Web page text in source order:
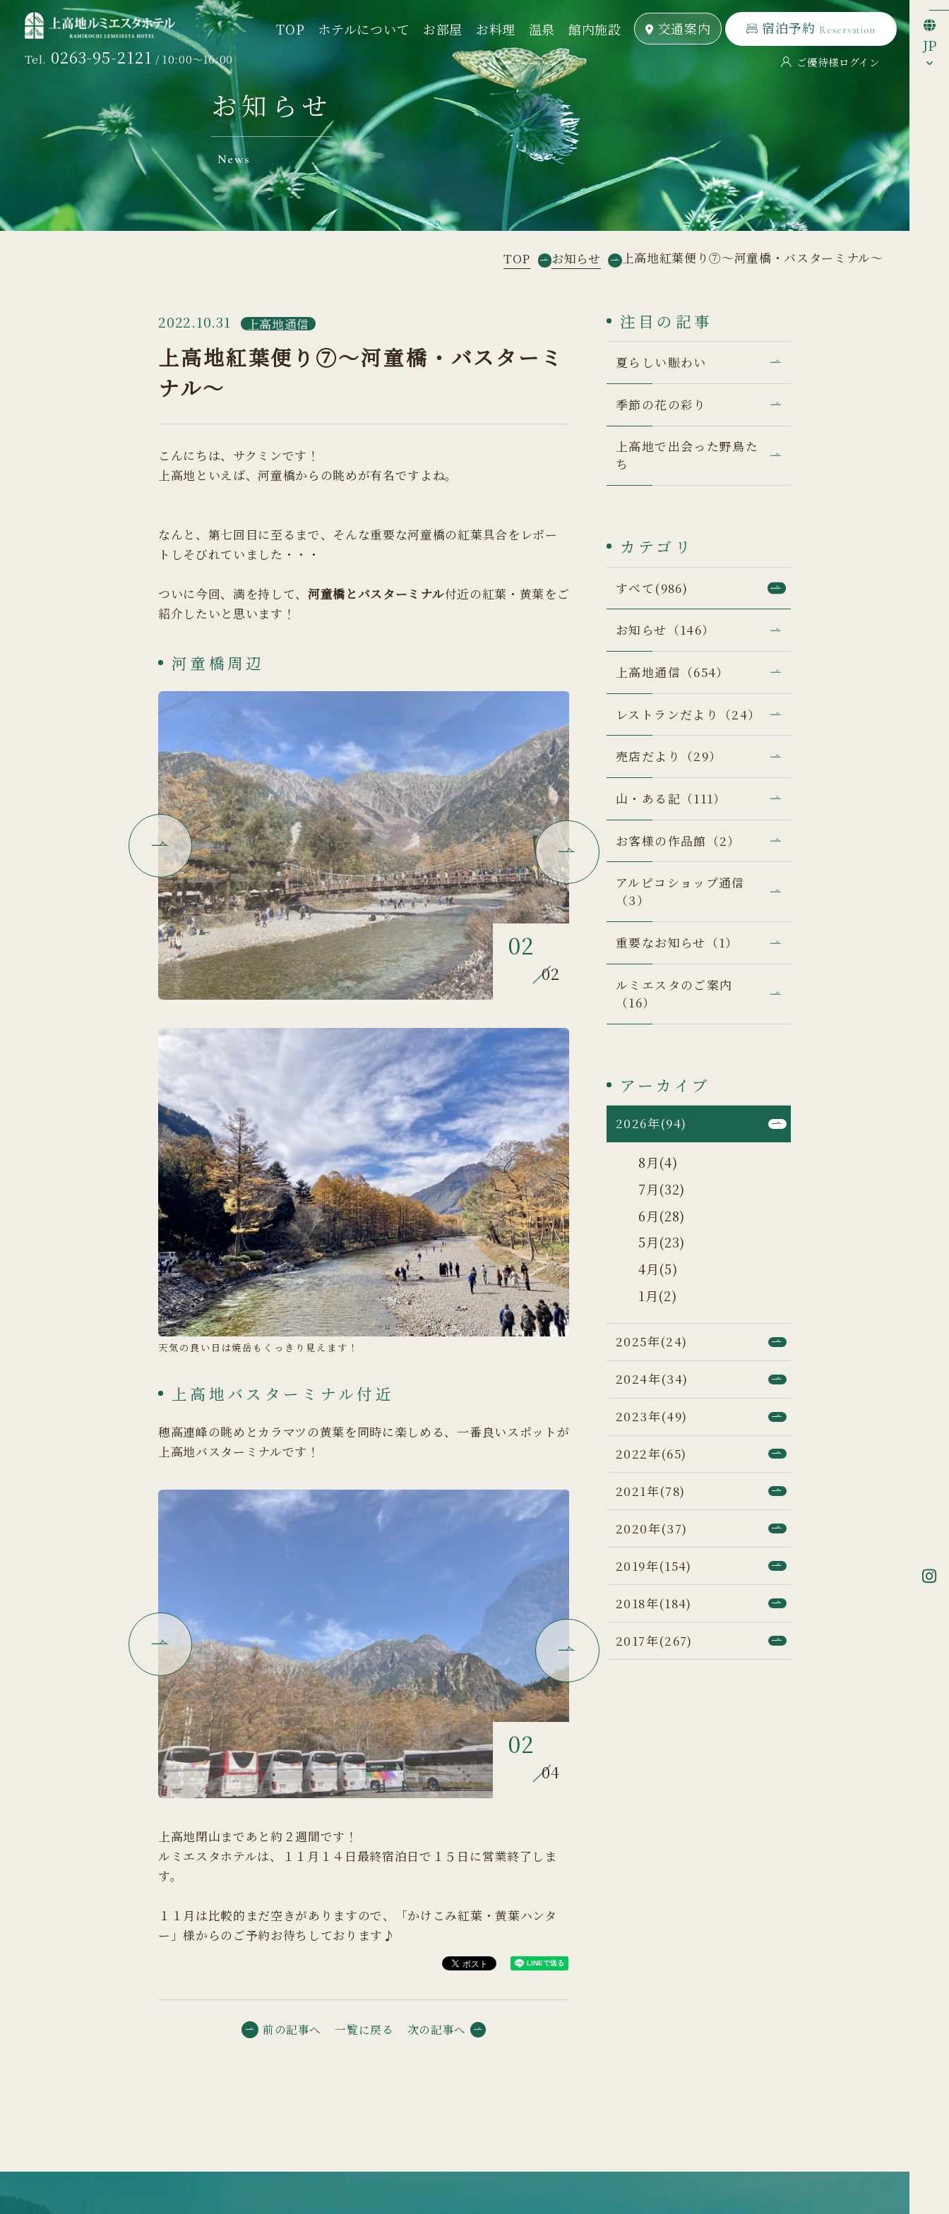
Tel. 0263-95-2121 / 10:00～16:00
TOP ホテルについて お部屋 お料理 温泉 館内施設 交通案内 宿泊予約 Reservation
ご優待様ログイン
TOP ホテルについて お部屋 お料理 温泉 館内施設 交通案内 宿泊予約 Reservation
JP
お知らせ
News
TOP お知らせ 上高地紅葉便り⑦～河童橋・バスターミナル～
2022.10.31 上高地通信
上高地紅葉便り⑦～河童橋・バスターミ
ナル～
こんにちは、サクミンです！
上高地といえば、河童橋からの眺めが有名ですよね。
なんと、第七回目に至るまで、そんな重要な河童橋の紅葉具合をレポー
トしそびれていました・・・
ついに今回、満を持して、河童橋とバスターミナル付近の紅葉・黄葉をご
紹介したいと思います！
河童橋周辺
01
02
天気の良い日は焼岳もくっきり見えます！
上高地バスターミナル付近
穂高連峰の眺めとカラマツの黄葉を同時に楽しめる、一番良いスポットが
上高地バスターミナルです！
03
04
上高地閉山まであと約２週間です！
ルミエスタホテルは、１１月１４日最終宿泊日で１５日に営業終了しま
す。
１１月は比較的まだ空きがありますので、「かけこみ紅葉・黄葉ハンタ
ー」様からのご予約お待ちしております♪
前の記事へ 一覧に戻る 次の記事へ
注目の記事
夏らしい賑わい
季節の花の彩り
上高地で出会った野鳥た
ち
カテゴリ
すべて(986)
お知らせ（146）
上高地通信（654）
レストランだより（24）
売店だより（29）
山・ある記（111）
お客様の作品館（2）
アルピコショップ通信
（3）
重要なお知らせ（1）
ルミエスタのご案内
（16）
アーカイブ
2026年(94)
8月(4)
7月(32)
6月(28)
5月(23)
4月(5)
1月(2)
2025年(24)
2024年(34)
2023年(49)
2022年(65)
2021年(78)
2020年(37)
2019年(154)
2018年(184)
2017年(267)